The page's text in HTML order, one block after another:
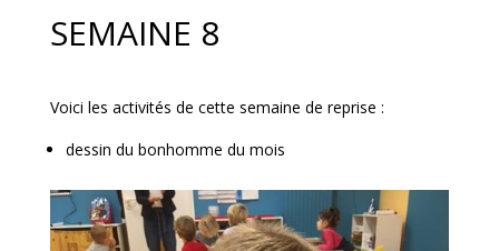
SEMAINE 8
Voici les activités de cette semaine de reprise :
dessin du bonhomme du mois